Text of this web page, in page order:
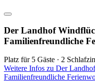
Der Landhof
Familienfreundliche
Platz für 5 Gäste · 2
Weitere Infos zu Der
Familienfreundliche